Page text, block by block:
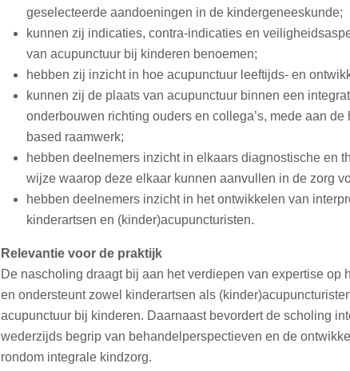
geselecteerde aandoeningen in de kindergeneeskunde;
kunnen zij indicaties, contra-indicaties en
van acupunctuur bij kinderen benoemen;
hebben zij inzicht in hoe acupunctuur leeftijds- en
kunnen zij de plaats van acupunctuur binnen een
onderbouwen richting ouders en collega’s, mede aan
based raamwerk;
hebben deelnemers inzicht in elkaars diagnostische en
wijze waarop deze elkaar kunnen aanvullen in de zorg
hebben deelnemers inzicht in het ontwikkelen van
kinderartsen en (kinder)acupuncturisten.
Relevantie voor de praktijk
De nascholing draagt bij aan het verdiepen van expertise op
en ondersteunt zowel kinderartsen als
acupunctuur bij kinderen. Daarnaast bevordert de scholing
wederzijds begrip van behandelperspectieven en de
rondom integrale kindzorg.